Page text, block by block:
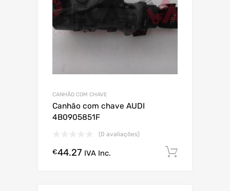
CANHÃO COM CHAVE
Canhão com chave AUDI
4B0905851F
(0 avaliações)
€44.27 IVA Inc.